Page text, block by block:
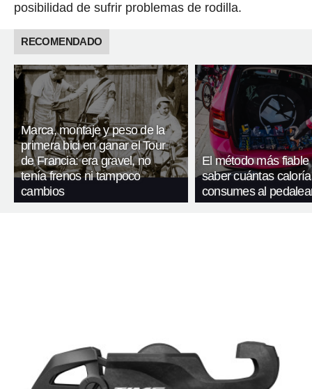
posibilidad de sufrir problemas de rodilla.
RECOMENDADO
Marca, montaje y peso de la
primera bici en ganar el Tour
de Francia: era gravel, no
tenía frenos ni tampoco
cambios
El método más fiable
saber cuántas
consumes al